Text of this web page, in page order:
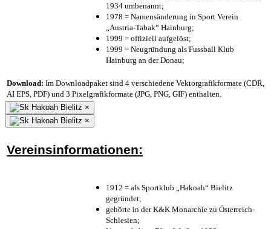
1934 umbenannt;
1978 = Namensänderung in Sport Verein
„Austria-Tabak“ Hainburg;
1999 = offiziell aufgelöst;
1999 = Neugründung als Fussball Klub
Hainburg an der Donau;
Download: Im Downloadpaket sind 4 verschiedene Vektorgrafikformate (CDR,
AI EPS, PDF) und 3 Pixelgrafikformate (JPG, PNG, GIF) enthalten.
×
×
Vereinsinformationen:
1912 = als Sportklub „Hakoah“ Bielitz
gegründet;
gehörte in der K&K Monarchie zu Österreich-
Schlesien;